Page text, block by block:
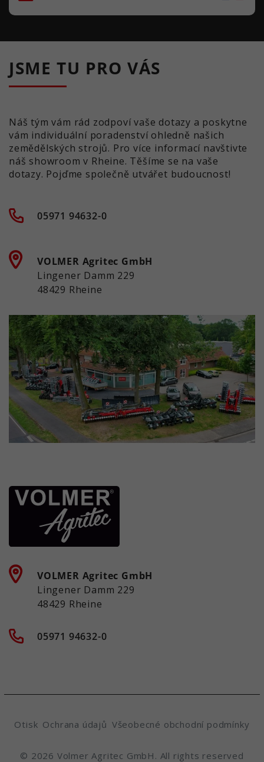
JSME TU PRO VÁS
Náš tým vám rád zodpoví vaše dotazy a poskytne
vám individuální poradenství ohledně našich
zemědělských strojů. Pro více informací navštivte
náš showroom v Rheine. Těšíme se na vaše
dotazy. Pojďme společně utvářet budoucnost!
05971 94632-0
VOLMER Agritec GmbH
Lingener Damm 229
48429 Rheine
VOLMER Agritec GmbH
Lingener Damm 229
48429 Rheine
05971 94632-0
Otisk Ochrana údajů Všeobecné obchodní podmínky
© 2026 Volmer Agritec GmbH. All rights reserved